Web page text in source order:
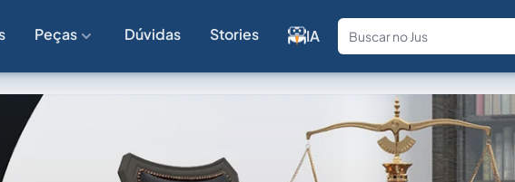
Peças Dúvidas Stories IA
Fale com